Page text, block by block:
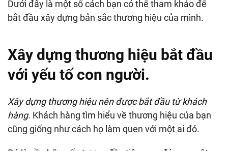
Dưới đây là một số cách bạn có thể tham khảo để
bắt đầu xây dựng bản sắc thương hiệu của mình.
Xây dựng thương hiệu bắt đầu
với yếu tố con người.
Xây dựng thương hiệu nên được bắt đầu từ khách
hàng. Khách hàng tìm hiểu về thương hiệu của bạn
cũng giống như cách họ làm quen với một ai đó.